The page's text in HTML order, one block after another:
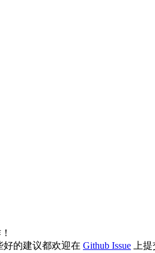
好的建议都欢迎在 Github Issue 上提